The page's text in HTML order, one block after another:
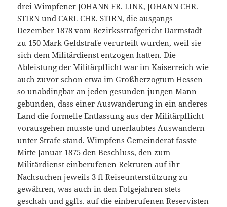
drei Wimpfener JOHANN FR. LINK, JOHANN CHR.
STIRN und CARL CHR. STIRN, die ausgangs
Dezember 1878 vom Bezirksstrafgericht Darmstadt
zu 150 Mark Geldstrafe verurteilt wurden, weil sie
sich dem Militärdienst entzogen hatten. Die
Ableistung der Militärpflicht war im Kaiserreich wie
auch zuvor schon etwa im Großherzogtum Hessen
so unabdingbar an jeden gesunden jungen Mann
gebunden, dass einer Auswanderung in ein anderes
Land die formelle Entlassung aus der Militärpflicht
vorausgehen musste und unerlaubtes Auswandern
unter Strafe stand. Wimpfens Gemeinderat fasste
Mitte Januar 1875 den Beschluss, den zum
Militärdienst einberufenen Rekruten auf ihr
Nachsuchen jeweils 3 fl Reiseunterstützung zu
gewähren, was auch in den Folgejahren stets
geschah und ggfls. auf die einberufenen Reservisten